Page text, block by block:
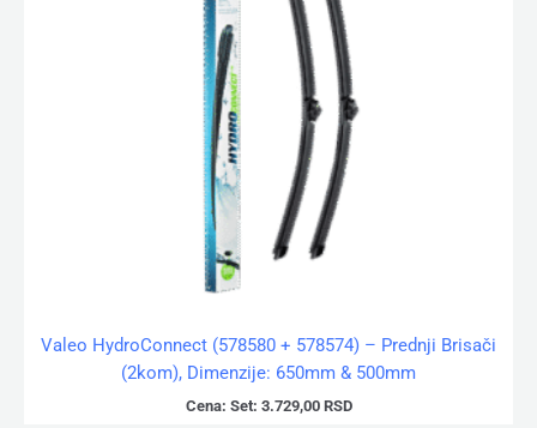
Valeo HydroConnect (578580 + 578574) – Prednji Brisači
(2kom), Dimenzije: 650mm & 500mm
Cena: Set: 3.729,00 RSD